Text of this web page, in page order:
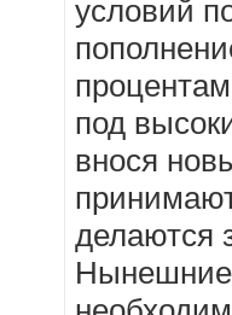
условий
под
внося
делаются
Нынешние